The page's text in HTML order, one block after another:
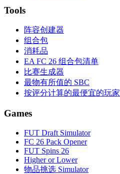
Tools
阵容创建器
组合包
消耗品
EA FC 26 组合包清单
比赛生成器
最物有所值的 SBC
按评分计算的最便宜的玩家
Games
FUT Draft Simulator
FC 26 Pack Opener
FUT Spins 26
Higher or Lower
物品挑选 Simulator